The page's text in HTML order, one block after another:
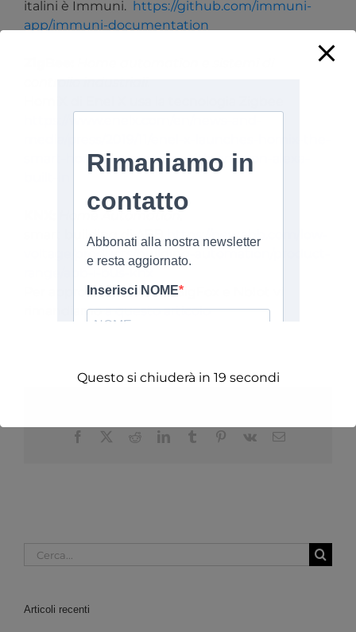
italini è Immuni. https://github.com/immuni-
app/immuni-documentation
smart-home-ecosystem-with-amazon-alexa-
smart building di ABB
https://new.abb.com/low-
voltage/products/building-automation/product-
range/abb-i-bus-knx
Per approfondire LoRA , SigFox e NbIot vi
rimandiamoa questo articolo
Facebook
RedditLinkedInTumblr Pinterest
Vk Email
Cerca
Articoli recenti
Questo si chiuderà in 19 secondi